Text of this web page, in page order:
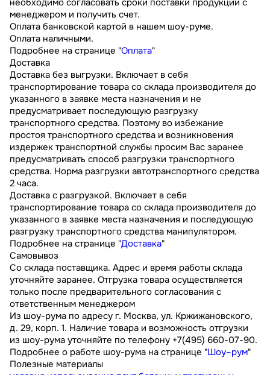
необходимо согласовать сроки поставки продукции с
менеджером и получить счет.
Оплата банковской картой в нашем шоу-руме.
Оплата наличными.
Подробнее на странице "Оплата"
Доставка
Доставка без выгрузки. Включает в себя
транспортирование товара со склада производителя до
указанного в заявке места назначения и не
предусматривает последующую разгрузку
транспортного средства. Поэтому во избежание
простоя транспортного средства и возникновения
издержек транспортной службы просим Вас заранее
предусматривать способ разгрузки транспортного
средства. Норма разгрузки автотранспортного средства
2 часа.
Доставка с разгрузкой. Включает в себя
транспортирование товара со склада производителя до
указанного в заявке места назначения и последующую
разгрузку транспортного средства манипулятором.
Подробнее на странице "Доставка"
Самовывоз
Со склада поставщика. Адрес и время работы склада
уточняйте заранее. Отгрузка товара осуществляется
только после предварительного согласования с
ответственным менеджером
Из шоу-рума по адресу г. Москва, ул. Кржижановского,
д. 29, корп. 1. Наличие товара и возможность отгрузки
из шоу-рума уточняйте по телефону +7(495) 660-07-90.
Подробнее о работе шоу-рума на странице "Шоу–рум"
Полезные материалы